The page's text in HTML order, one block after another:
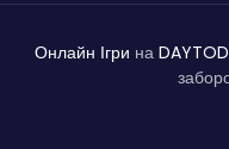
Онлайн Ігри на